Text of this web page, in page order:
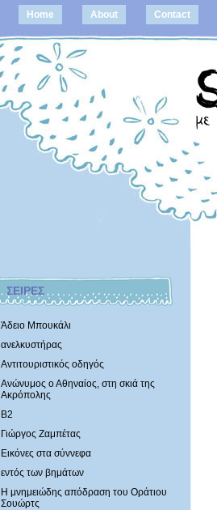
Home About Contact
ΣΕΙΡΕΣ
Άδειο Μπουκάλι
ανελκυστήρας
Αντιτουριστικός οδηγός
Ανώνυμος ο Αθηναίος, στη σκιά της
Ακρόπολης
Β2
Γιώργος Ζαμπέτας
Εικόνες στα σύννεφα
εντός των βημάτων
Η μνημειώδης απόδραση του Οράτιου
Σουώρτς